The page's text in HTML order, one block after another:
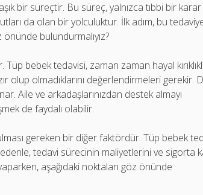
bir süreçtir. Bu süreç, yalnızca tıbbi bir karar
da olan bir yolculuktur. İlk adım, bu
bulundurmalıyız?
Tüp bebek tedavisi, zaman zaman hayal
olup olmadıklarını değerlendirmeleri gerekir.
Aile ve arkadaşlarınızdan destek almayı
de faydalı olabilir.
gereken bir diğer faktördür. Tüp bebek
tedavi sürecinin maliyetlerini ve sigorta
aşağıdaki noktaları göz önünde